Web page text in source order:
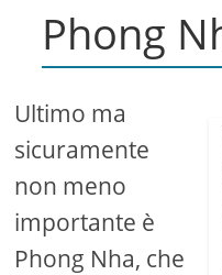
Phong
Ultimo ma
sicuramente
non meno
importante è
Phong Nha, che